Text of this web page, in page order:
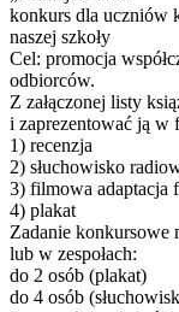
konkurs dla uczniów
naszej szkoły
Cel: promocja
odbiorców.
Z załączonej listy
i zaprezentować ją w
1) recenzja
2) słuchowisko
3) filmowa adaptacja
4) plakat
Zadanie konkursowe
lub w zespołach:
do 2 osób (plakat)
do 4 osób